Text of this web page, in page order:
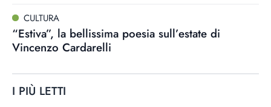
CULTURA
“Estiva”, la bellissima poesia sull’estate di
Vincenzo Cardarelli
I PIÙ LETTI